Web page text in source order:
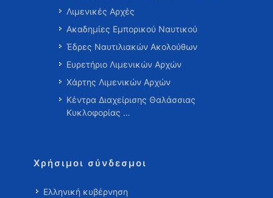
Λιμενικές Αρχές
Ακαδημίες Εμπορικού Ναυτικού
Έδρες Ναυτιλιακών Ακολούθων
Ευρετήριο Λιμενικών Αρχών
Χάρτης Λιμενικών Αρχών
Κέντρα Διαχείρισης Θαλάσσιας
Κυκλοφορίας …
Χρήσιμοι σύνδεσμοι
Ελληνική κυβέρνηση